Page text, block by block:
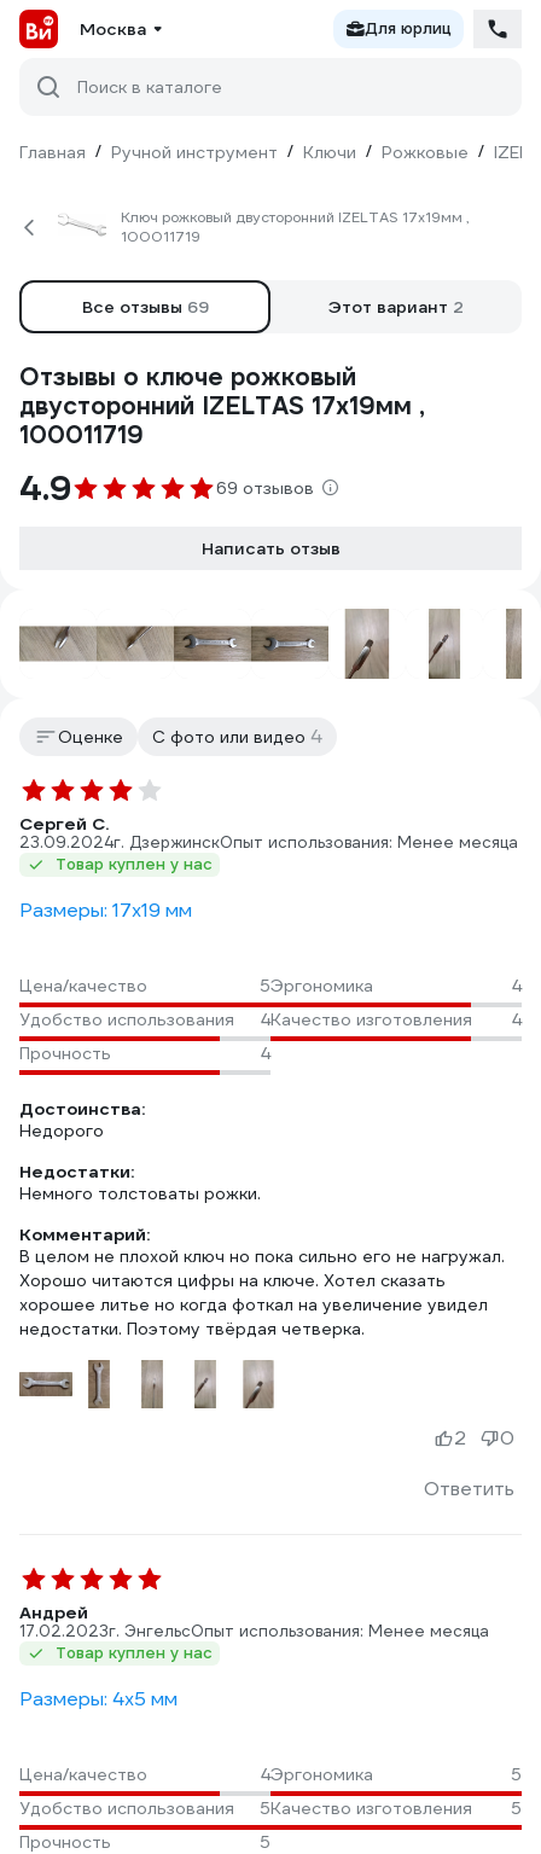
Москва Для юрлиц
Поиск в каталоге
Главная / Ручной инструмент / Ключи / Рожковые /
Ключ рожковый двусторонний IZELTAS 17х19мм ,
100011719
Все отзывы 69 Этот вариант 2
Отзывы о ключе рожковый
двусторонний IZELTAS 17х19мм ,
100011719
4.9 69 отзывов
Написать отзыв
Оценке С фото или видео 4
Сергей С.
23.09.2024г. ДзержинскОпыт использования: Менее месяца
Товар куплен у нас
Размеры: 17х19 мм
Цена/качество 5Эргономика
4
Удобство использования
4Качество изготовления
4
Прочность
4
Достоинства:
Недорого
Недостатки:
Немного толстоваты рожки.
Комментарий:
В целом не плохой ключ но пока сильно его не нагружал.
Хорошо читаются цифры на ключе. Хотел сказать
хорошее литье но когда фоткал на увеличение увидел
недостатки. Поэтому твёрдая четверка.
Ответить
2 0
Андрей
17.02.2023г. ЭнгельсОпыт использования: Менее месяца
Товар куплен у нас
Размеры: 4х5 мм
Цена/качество 4Эргономика
5
Удобство использования
5Качество изготовления
5
Прочность
5